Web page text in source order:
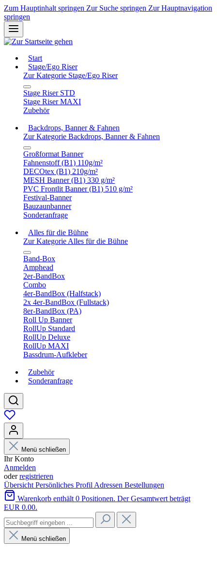
Zum Hauptinhalt springen Zur Suche springen Zur Hauptnavigation
springen
Start
Stage/Ego Riser
Zur Kategorie Stage/Ego Riser
Stage Riser STD
Stage Riser MAXI
Zubehör
Backdrops, Banner & Fahnen
Zur Kategorie Backdrops, Banner & Fahnen
Großformat Banner
Fahnenstoff (B1) 110g/m²
DECOtex (B1) 210g/m²
MESH Banner (B1) 330 g/m²
PVC Frontlit Banner (B1) 510 g/m²
Festival-Banner
Bauzaunbanner
Sonderanfrage
Alles für die Bühne
Zur Kategorie Alles für die Bühne
Band-Box
Amphead
2er-BandBox
Combo
4er-BandBox (Halfstack)
2x 4er-BandBox (Fullstack)
8er-BandBox (PA)
Roll Up Banner
RollUp Standard
RollUp Deluxe
RollUp MAXI
Bassdrum-Aufkleber
Zubehör
Sonderanfrage
Menü schließen
Ihr Konto
Anmelden
oderregistrieren
Übersicht Persönliches Profil Adressen Bestellungen
Warenkorb enthält 0 Positionen. Der Gesamtwert beträgt
EUR 0.00.
Menü schließen